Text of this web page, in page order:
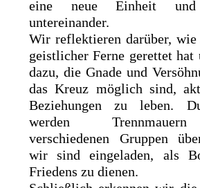
eine neue Einheit und
untereinander.
Wir reflektieren darüber, wie
geistlicher Ferne gerettet hat
dazu, die Gnade und
das Kreuz möglich sind,
Beziehungen zu leben.
werden
verschiedenen Gruppen
wir sind eingeladen, als
Friedens zu dienen.